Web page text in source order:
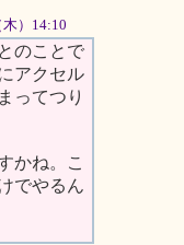
）14:10
のことで
アクセル
ってつり
かね。こ
でやるん